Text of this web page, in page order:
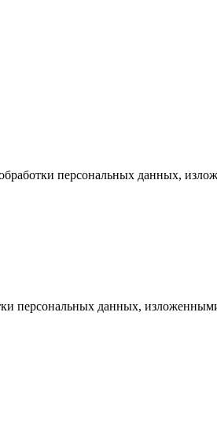
персональных данных,
персональных данных,